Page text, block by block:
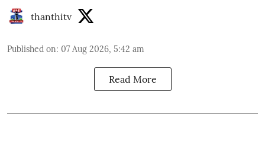
thanthitv
Published on: 07 Aug 2026, 5:42 am
Read More